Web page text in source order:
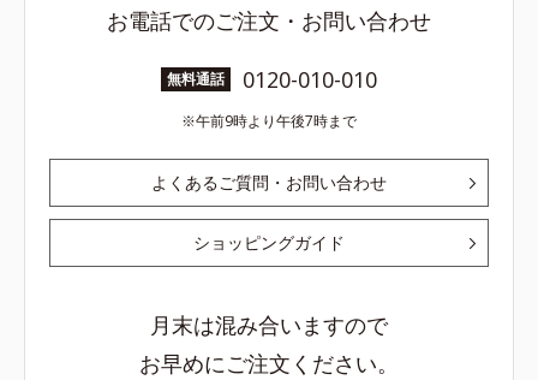
お電話でのご注文・お問い合わせ
無料通話 0120-010-010
午前9時より午後7時まで
よくあるご質問・お問い合わせ
ショッピングガイド
月末は混み合いますので
お早めにご注文ください。